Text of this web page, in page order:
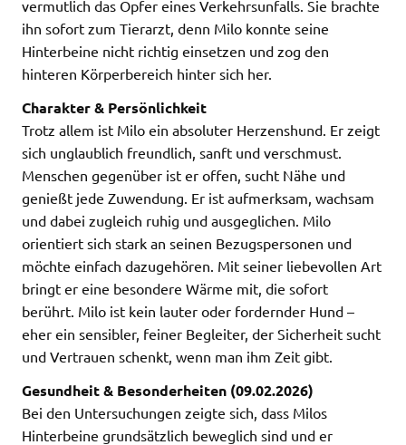
vermutlich das Opfer eines Verkehrsunfalls. Sie brachte
ihn sofort zum Tierarzt, denn Milo konnte seine
Hinterbeine nicht richtig einsetzen und zog den
hinteren Körperbereich hinter sich her.
Charakter & Persönlichkeit
Trotz allem ist Milo ein absoluter Herzenshund. Er zeigt
sich unglaublich freundlich, sanft und verschmust.
Menschen gegenüber ist er offen, sucht Nähe und
genießt jede Zuwendung. Er ist aufmerksam, wachsam
und dabei zugleich ruhig und ausgeglichen. Milo
orientiert sich stark an seinen Bezugspersonen und
möchte einfach dazugehören. Mit seiner liebevollen Art
bringt er eine besondere Wärme mit, die sofort
berührt. Milo ist kein lauter oder fordernder Hund –
eher ein sensibler, feiner Begleiter, der Sicherheit sucht
und Vertrauen schenkt, wenn man ihm Zeit gibt.
Gesundheit & Besonderheiten (09.02.2026)
Bei den Untersuchungen zeigte sich, dass Milos
Hinterbeine grundsätzlich beweglich sind und er